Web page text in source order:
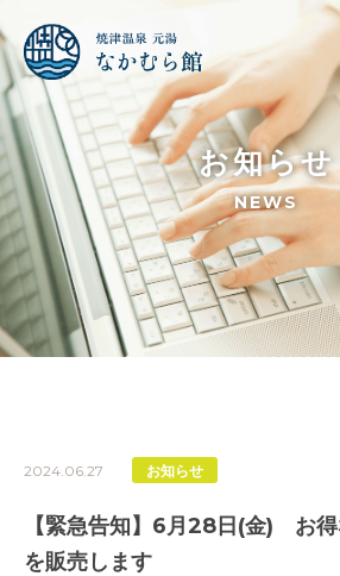
お知らせ
NEWS
2024.06.27 お知らせ
【緊急告知】6月28日(金) お
を販売します